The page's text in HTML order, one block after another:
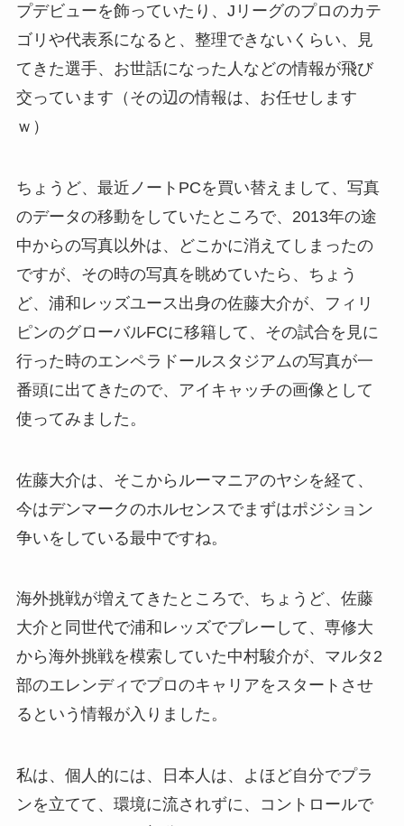
プデビューを飾っていたり、Jリーグのプロのカテ
ゴリや代表系になると、整理できないくらい、見
てきた選手、お世話になった人などの情報が飛び
交っています（その辺の情報は、お任せします
ｗ）
ちょうど、最近ノートPCを買い替えまして、写真
のデータの移動をしていたところで、2013年の途
中からの写真以外は、どこかに消えてしまったの
ですが、その時の写真を眺めていたら、ちょう
ど、浦和レッズユース出身の佐藤大介が、フィリ
ピンのグローバルFCに移籍して、その試合を見に
行った時のエンペラドールスタジアムの写真が一
番頭に出てきたので、アイキャッチの画像として
使ってみました。
佐藤大介は、そこからルーマニアのヤシを経て、
今はデンマークのホルセンスでまずはポジション
争いをしている最中ですね。
海外挑戦が増えてきたところで、ちょうど、佐藤
大介と同世代で浦和レッズでプレーして、専修大
から海外挑戦を模索していた中村駿介が、マルタ2
部のエレンディでプロのキャリアをスタートさせ
るという情報が入りました。
私は、個人的には、日本人は、よほど自分でプラ
ンを立てて、環境に流されずに、コントロールで